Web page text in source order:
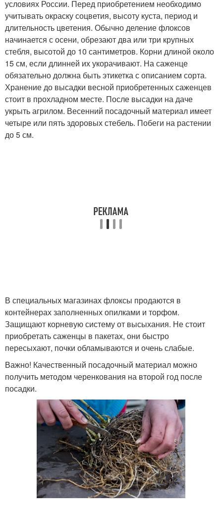
условиях России. Перед приобретением необходимо
учитывать окраску соцветия, высоту куста, период и
длительность цветения. Обычно деление флоксов
начинается с осени, обрезают два или три крупных
стебля, высотой до 10 сантиметров. Корни длиной около
15 см, если длинней их укорачивают. На саженце
обязательно должна быть этикетка с описанием сорта.
Хранение до высадки весной приобретенных саженцев
стоит в прохладном месте. После высадки на даче
укрыть агрилом. Весенний посадочный материал имеет
четыре или пять здоровых стебель. Побеги на растении
до 5 см.
В специальных магазинах флоксы продаются в
контейнерах заполненных опилками и торфом.
Защищают корневую систему от высыхания. Не стоит
приобретать саженцы в пакетах, они быстро
пересыхают, почки обламываются и очень слабые.
Важно! Качественный посадочный материал можно
получить методом черенкования на второй год после
посадки.